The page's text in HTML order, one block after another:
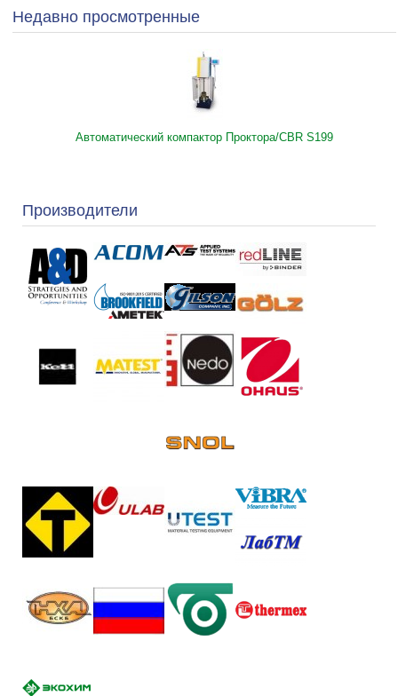
Недавно просмотренные
Автоматический компактор Проктора/CBR S199
Производители